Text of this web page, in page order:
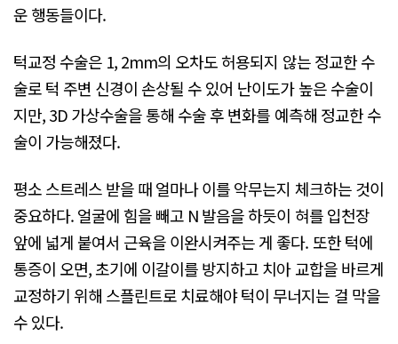
운 행동들이다.
턱교정 수술은 1, 2mm의 오차도 허용되지 않는 정교한 수
술로 턱 주변 신경이 손상될 수 있어 난이도가 높은 수술이
지만, 3D 가상수술을 통해 수술 후 변화를 예측해 정교한 수
술이 가능해졌다.
평소 스트레스 받을 때 얼마나 이를 악무는지 체크하는 것이
중요하다. 얼굴에 힘을 빼고 N 발음을 하듯이 혀를 입천장
앞에 넓게 붙여서 근육을 이완시켜주는 게 좋다. 또한 턱에
통증이 오면, 초기에 이갈이를 방지하고 치아 교합을 바르게
교정하기 위해 스플린트로 치료해야 턱이 무너지는 걸 막을
수 있다.